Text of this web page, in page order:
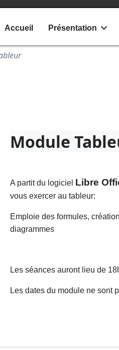
Accueil Présentation
Module
A partit du logiciel Libre
vous exercer au tableur:
Emploie des formules,
diagrammes
Les séances auront lieu de
Les dates du module ne sont